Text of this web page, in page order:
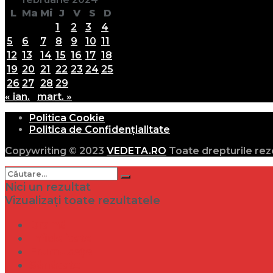
L Ma Mi J V S
D
1
2 3
4
5
6 7 8 9 10 11
12 13 14 15 16 17 18
19 20 21 22 23 24 25
26 27 28 29
« ian.
mart. »
Politica Cookie
Politica de Confidențialitate
Copywriting © 2023 VEDETA.RO Toate drepturile
Nici un rezultat
Vizualizați toate rezultatele